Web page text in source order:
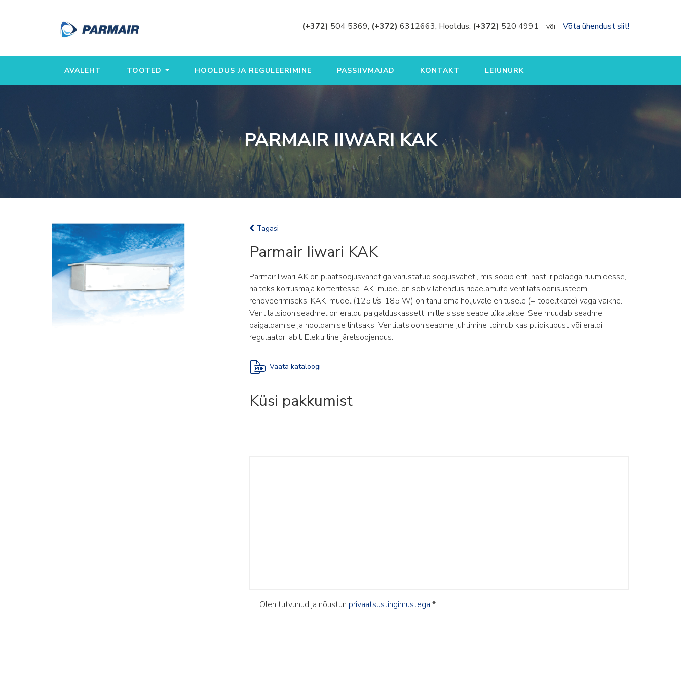
(+372) 504 5369, (+372) 6312663, Hooldus: (+372) 520 4991 või Võta ühendust siit!
AVALEHT TOOTED HOOLDUS JA REGULEERIMINE PASSIIVMAJAD KONTAKT LEIUNURK
PARMAIR IIWARI KAK
Tagasi
Parmair Iiwari KAK
Parmair Iiwari AK on plaatsoojusvahetiga varustatud soojusvaheti, mis sobib eriti hästi ripplaega ruumidesse,
näiteks korrusmaja korteritesse. AK-mudel on sobiv lahendus ridaelamute ventilatsioonisüsteemi
renoveerimiseks. KAK-mudel (125 l/s, 185 W) on tänu oma hõljuvale ehitusele (= topeltkate) väga vaikne.
Ventilatsiooniseadmel on eraldu paigalduskassett, mille sisse seade lükatakse. See muudab seadme
paigaldamise ja hooldamise lihtsaks. Ventilatsiooniseadme juhtimine toimub kas pliidikubust või eraldi
regulaatori abil. Elektriline järelsoojendus.
Vaata kataloogi
Küsi pakkumist
Olen tutvunud ja nõustun privaatsustingimustega *